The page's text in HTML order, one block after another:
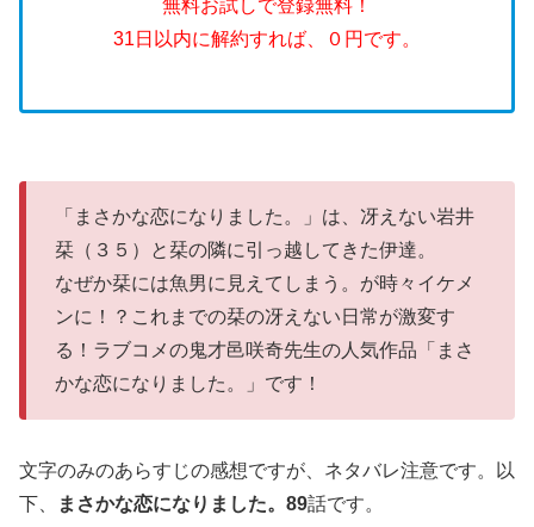
無料お試しで登録無料！
31日以内に解約すれば、０円です。
「まさかな恋になりました。」は、冴えない岩井
栞（３５）と栞の隣に引っ越してきた伊達。
なぜか栞には魚男に見えてしまう。が時々イケメ
ンに！？これまでの栞の冴えない日常が激変す
る！ラブコメの鬼才邑咲奇先生の人気作品「まさ
かな恋になりました。」です！
文字のみのあらすじの感想ですが、ネタバレ注意です。以
下、
まさかな恋になりました。89話です。